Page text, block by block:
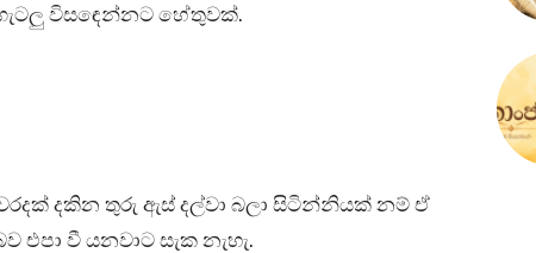
විසඳෙන්නට හේතුවක්.
දකින තුරු ඇස් දල්වා බලා සිටින්නියක් නම් ඒ
වී යනවාට සැක නැහැ.